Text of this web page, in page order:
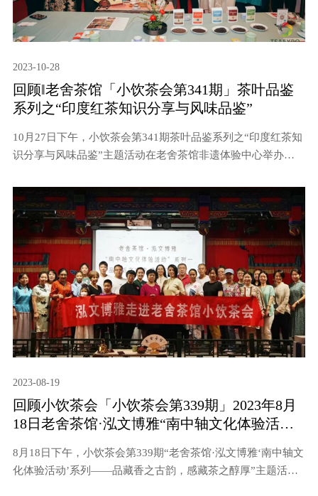
2023-10-28
回顾‖老舍茶馆「小饮茶会第341期」茶叶品鉴
系列之“印度红茶知识分享与风味品鉴”
10月27日下午，小饮茶会第341期茶叶品鉴系列之“印度红茶知
识分享与风味品鉴”主题活动在老舍茶馆非遗体验中心举办。
肖娟女士为茶友们分享印度红茶知识。老舍茶馆企业管理中心
CEO、北京天奉久文化有限公司联合创始人陆遥和10余位茶友
参加。本期活动由小饮茶会负责人、茶叶公司产品销售研发负
责人方茂芹主持。
2023-08-19
回顾小饮茶会「小饮茶会第339期」2023年8月
18日老舍茶馆·泓文博雅“南中轴文化体验活
8月18日下午，小饮茶会第339期“老舍茶馆·泓文博雅‘南中轴文
化体验活动’系列——品藏香之古韵，感藏茶之醇厚”主题活动